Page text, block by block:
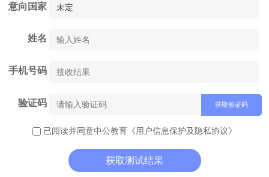
意向国家
姓名
手机号码
验证码 获取验证码
已阅读并同意中公教育 《用户信息保护及隐私协议》
获取测试结果